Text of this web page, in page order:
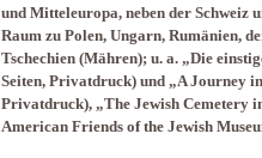
und Mitteleuropa, neben der Schweiz
Raum zu Polen, Ungarn, Rumänien,
Tschechien (Mähren); u. a. „Die
Seiten, Privatdruck) und „A Journey
Privatdruck), „The Jewish Cemetery
American Friends of the Jewish